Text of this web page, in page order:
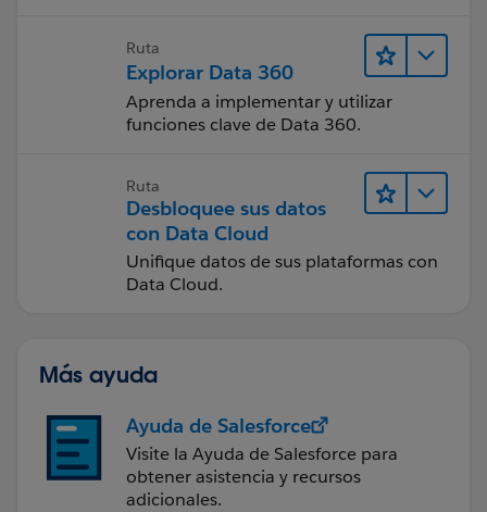
Ruta
Explorar Data 360
Aprenda a implementar y utilizar
funciones clave de Data 360.
Ruta
Desbloquee sus datos
con Data Cloud
Unifique datos de sus plataformas con
Data Cloud.
Más ayuda
Ayuda de Salesforce
Visite la Ayuda de Salesforce para
obtener asistencia y recursos
adicionales.